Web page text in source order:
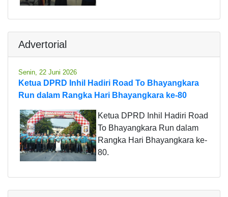
Advertorial
Senin, 22 Juni 2026
Ketua DPRD Inhil Hadiri Road To Bhayangkara
Run dalam Rangka Hari Bhayangkara ke-80
Ketua DPRD Inhil Hadiri Road
To Bhayangkara Run dalam
Rangka Hari Bhayangkara ke-
80.